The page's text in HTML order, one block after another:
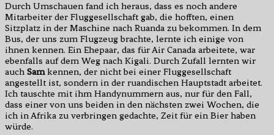
Durch Umschauen fand ich heraus, dass es noch andere
Mitarbeiter der Fluggesellschaft gab, die hofften, einen
Sitzplatz in der Maschine nach Ruanda zu bekommen. In dem
Bus, der uns zum Flugzeug brachte, lernte ich einige von
ihnen kennen. Ein Ehepaar, das für Air Canada arbeitete, war
ebenfalls auf dem Weg nach Kigali. Durch Zufall lernten wir
auchSamkennen, der nicht bei einer Fluggesellschaft
angestellt ist, sondern in der ruandischen Hauptstadt arbeitet.
Ich tauschte mit ihm Handynummern aus, nur für den Fall,
dass einer von uns beiden in den nächsten zwei Wochen, die
ich in Afrika zu verbringen gedachte, Zeit für ein Bier haben
würde.